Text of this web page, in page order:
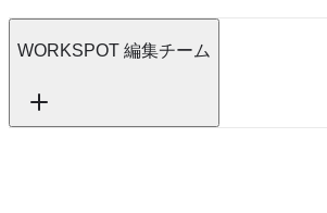
WORKSPOT 編集チーム